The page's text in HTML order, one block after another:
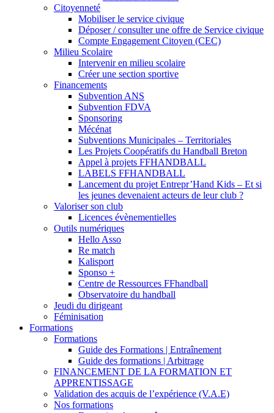
Citoyenneté
Mobiliser le service civique
Déposer / consulter une offre de Service civique
Compte Engagement Citoyen (CEC)
Milieu Scolaire
Intervenir en milieu scolaire
Créer une section sportive
Financements
Subvention ANS
Subvention FDVA
Sponsoring
Mécénat
Subventions Municipales – Territoriales
Les Projets Coopératifs du Handball Breton
Appel à projets FFHANDBALL
LABELS FFHANDBALL
Lancement du projet Entrepr’Hand Kids – Et si
les jeunes devenaient acteurs de leur club ?
Valoriser son club
Licences évènementielles
Outils numériques
Hello Asso
Re match
Kalisport
Sponso +
Centre de Ressources FFhandball
Observatoire du handball
Jeudi du dirigeant
Féminisation
Formations
Formations
Guide des Formations | Entraînement
Guide des formations | Arbitrage
FINANCEMENT DE LA FORMATION ET
APPRENTISSAGE
Validation des acquis de l’expérience (V.A.E)
Nos formations